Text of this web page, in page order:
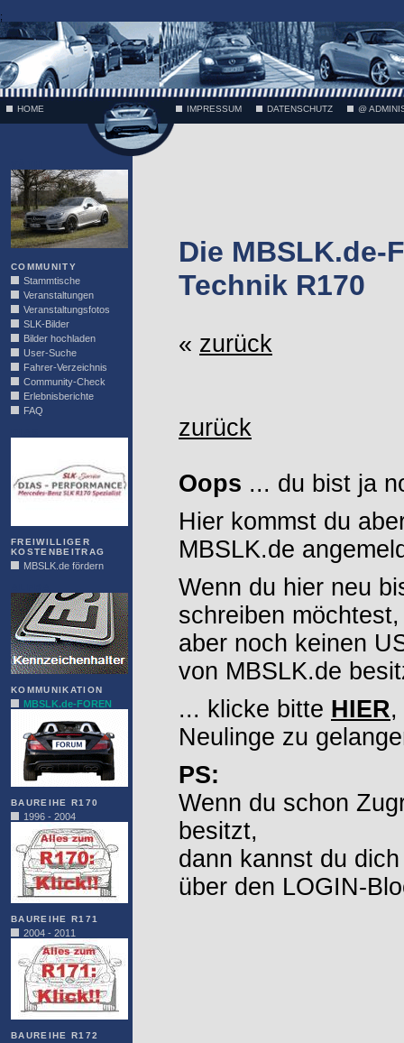
;
HOME IMPRESSUM DATENSCHUTZ @
COMMUNITY
Stammtische
Veranstaltungen
Veranstaltungsfotos
SLK-Bilder
Bilder hochladen
User-Suche
Fahrer-Verzeichnis
Community-Check
Erlebnisberichte
FAQ
FREIWILLIGER
KOSTENBEITRAG
MBSLK.de fördern
KOMMUNIKATION
MBSLK.de-FOREN
BAUREIHE R170
1996 - 2004
BAUREIHE R171
2004 - 2011
BAUREIHE R172
Die MBSLK.de-
Technik R170
« zurück
zurück
Oops ... du bist ja
Hier kommst du
MBSLK.de
Wenn du hier neu
schreiben möchtest,
aber noch keinen
von MBSLK.de
... klicke bitte HIER,
Neulinge zu
PS:
Wenn du schon
besitzt,
dann kannst du
über den LOGIN-